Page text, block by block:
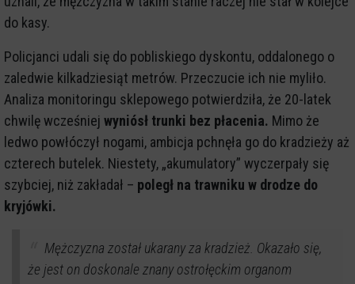
do kasy.
Policjanci udali się do pobliskiego dyskontu, oddalonego o
zaledwie kilkadziesiąt metrów. Przeczucie ich nie myliło.
Analiza monitoringu sklepowego potwierdziła, że 20-latek
chwilę wcześniej wyniósł trunki bez płacenia. Mimo że
ledwo powłóczył nogami, ambicja pchnęła go do kradzieży aż
czterech butelek. Niestety, „akumulatory” wyczerpały się
szybciej, niż zakładał – poległ na trawniku w drodze do
kryjówki.
Mężczyzna został ukarany za kradzież. Okazało się,
że jest on doskonale znany ostrołęckim organom